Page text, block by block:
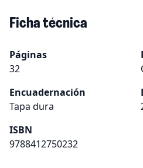
Ficha técnica
Páginas
32
Encuadernación
Tapa dura
ISBN
9788412750232